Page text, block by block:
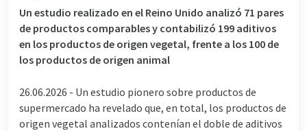
Un estudio realizado en el Reino Unido analizó 71 pares
de productos comparables y contabilizó 199 aditivos
en los productos de origen vegetal, frente a los 100 de
los productos de origen animal
26.06.2026 - Un estudio pionero sobre productos de
supermercado ha revelado que, en total, los productos de
origen vegetal analizados contenían el doble de aditivos